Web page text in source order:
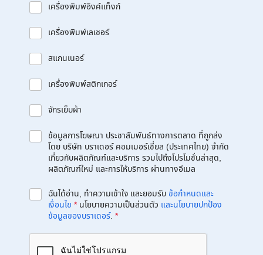
เครื่องพิมพ์อิงค์แท็งก์
เครื่องพิมพ์เลเซอร์
สแกนเนอร์
เครื่องพิมพ์สติกเกอร์
จักรเย็บผ้า
ข้อมูลการโฆษณา ประชาสัมพันธ์ทางการตลาด ที่ถูกส่ง
โดย บริษัท บราเดอร์ คอมเมอร์เชี่ยล (ประเทศไทย) จำกัด
เกี่ยวกับผลิตภัณฑ์และบริการ รวมไปถึงโปรโมชั่นล่าสุด,
ผลิตภัณฑ์ใหม่ และการให้บริการ ผ่านทางอีเมล
ฉันได้อ่าน, ทำความเข้าใจ และยอมรับข้อกำหนดและ
เงื่อนไข * นโยบายความเป็นส่วนตัว และนโยบายปกป้อง
ข้อมูลของบราเดอร์. *